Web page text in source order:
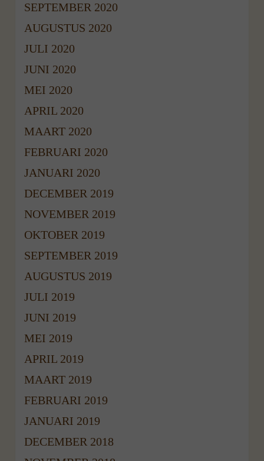
SEPTEMBER 2020
AUGUSTUS 2020
JULI 2020
JUNI 2020
MEI 2020
APRIL 2020
MAART 2020
FEBRUARI 2020
JANUARI 2020
DECEMBER 2019
NOVEMBER 2019
OKTOBER 2019
SEPTEMBER 2019
AUGUSTUS 2019
JULI 2019
JUNI 2019
MEI 2019
APRIL 2019
MAART 2019
FEBRUARI 2019
JANUARI 2019
DECEMBER 2018